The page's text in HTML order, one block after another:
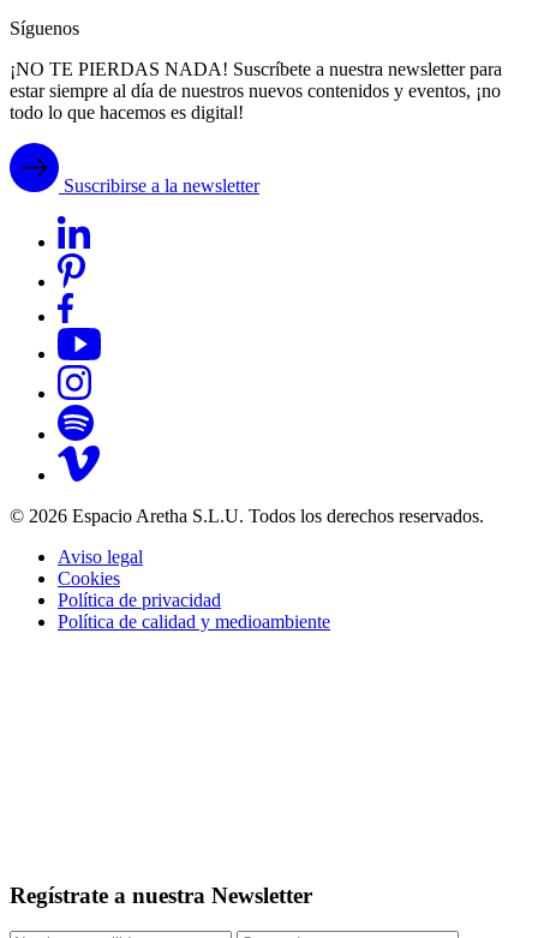
Síguenos
¡NO TE PIERDAS NADA! Suscríbete a nuestra newsletter para
estar siempre al día de nuestros nuevos contenidos y eventos, ¡no
todo lo que hacemos es digital!
Suscribirse a la newsletter
© 2026 Espacio Aretha S.L.U. Todos los derechos reservados.
Aviso legal
Cookies
Política de privacidad
Política de calidad y medioambiente
Regístrate a nuestra Newsletter